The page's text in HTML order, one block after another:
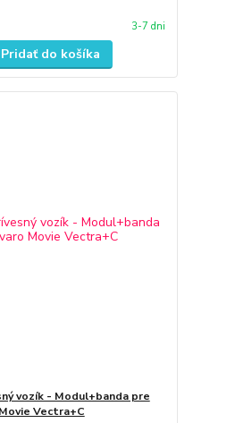
3-7 dni
Pridať do košíka
vozík - Modul+banda pre
Vectra+C